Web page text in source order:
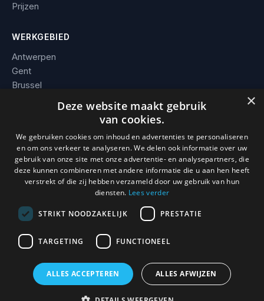
Prijzen
WERKGEBIED
Antwerpen
Gent
Brussel
Alle steden →
BEDRIJF
Contact
Werkgebied
© 2026 Slotenmaker Mathias. KBO 0736.938.296 · BE 0736 938
296 · Erkend en verzekerd vakman.
0493 / 08 93 59
×
Deze website maakt gebruik
van cookies.
We gebruiken cookies om inhoud en advertenties te personaliseren
en om ons verkeer te analyseren. We delen ook informatie over uw
gebruik van onze site met onze advertentie- en analysepartners, die
deze kunnen combineren met andere informatie die u aan hen heeft
verstrekt of die zij hebben verzameld door uw gebruik van hun
diensten. Lees verder
STRIKT NOODZAKELIJK PRESTATIE
TARGETING FUNCTIONEEL
ALLES ACCEPTEREN ALLES AFWIJZEN